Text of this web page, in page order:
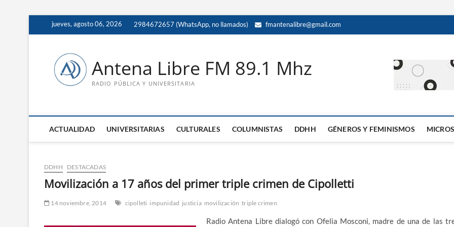
jueves, agosto 06, 2026 2984672657 (WhatsApp, no llamados) fmantenalibre@gmail.com
Antena Libre FM 89.1 Mhz
RADIO PÚBLICA Y UNIVERSITARIA
ACTUALIDAD UNIVERSITARIAS CULTURALES COLUMNISTAS DDHH GÉNEROS Y FEMINISMOS MICROS
DDHH DESTACADAS
Movilización a 17 años del primer triple crimen de Cipolletti
14 noviembre, 2014 cipolleti impunidad justicia movilización triple crimen
Radio Antena Libre dialogó con Ofelia Mosconi, madre de una de las